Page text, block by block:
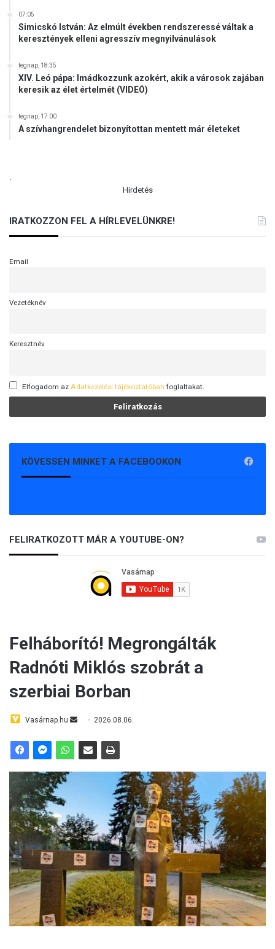
07:05
Simicskó István: Az elmúlt években rendszeressé váltak a
keresztények elleni agresszív megnyilvánulások
tegnap, 18:35
XIV. Leó pápa: Imádkozzunk azokért, akik a városok zajában
keresik az élet értelmét (VIDEÓ)
tegnap, 17:00
A szívhangrendelet bizonyítottan mentett már életeket
Hirdetés
IRATKOZZON FEL A HÍRLEVELÜNKRE!
Email
Vezetéknév
Keresztnév
Elfogadom az Adatkezelési tájékoztatóban foglaltakat.
KÖVESSEN MINKET A FACEBOOKON
FELIRATKOZOTT MÁR A YOUTUBE-ON?